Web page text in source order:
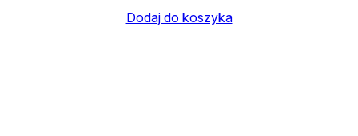
Dodaj do koszyka